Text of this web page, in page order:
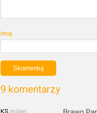
Imię
9 komentarzy
KS mówi: